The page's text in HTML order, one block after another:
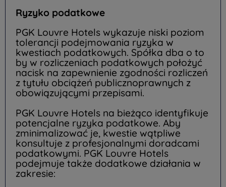
Ryzyko podatkowe
PGK Louvre Hotels wykazuje niski poziom
tolerancji podejmowania ryzyka w
kwestiach podatkowych. Spółka dba o to
by w rozliczeniach podatkowych położyć
nacisk na zapewnienie zgodności rozliczeń
z tytułu obciążeń publicznoprawnych z
obowiązującymi przepisami.
PGK Louvre Hotels na bieżąco identyfikuje
potencjalne ryzyka podatkowe. Aby
zminimalizować je, kwestie wątpliwe
konsultuje z profesjonalnymi doradcami
podatkowymi. PGK Louvre Hotels
podejmuje także dodatkowe działania w
zakresie: